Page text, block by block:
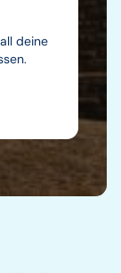
deine